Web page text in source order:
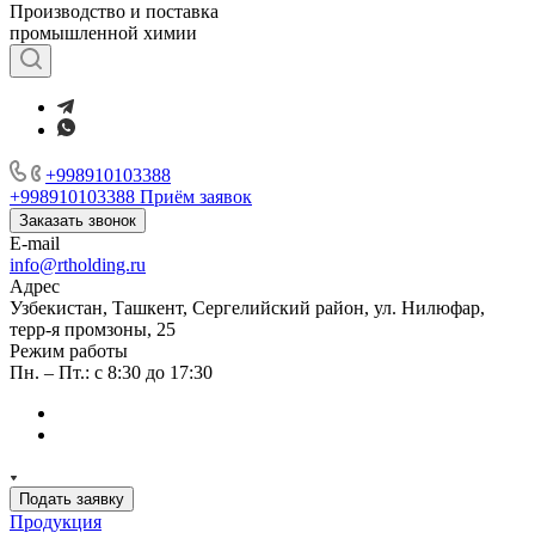
Производство и поставка
промышленной химии
+998910103388
+998910103388 Приём заявок
Заказать звонок
E-mail
info@rtholding.ru
Адрес
Узбекистан, Ташкент, Сергелийский район, ул. Нилюфар,
терр-я промзоны, 25
Режим работы
Пн. – Пт.: с 8:30 до 17:30
Подать заявку
Продукция